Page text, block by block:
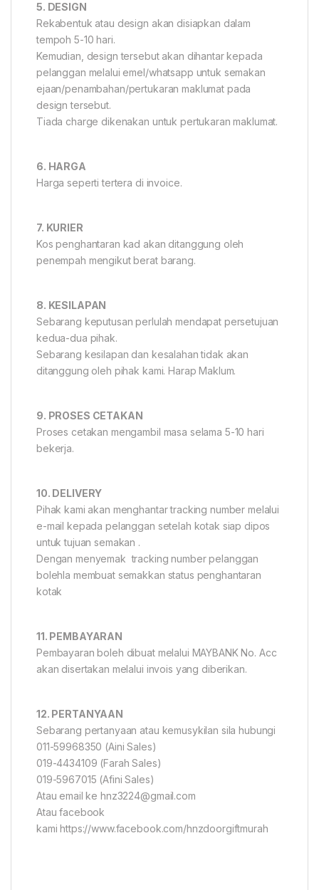
5. DESIGN
Rekabentuk atau design akan disiapkan dalam
tempoh 5-10 hari.
Kemudian, design tersebut akan dihantar kepada
pelanggan melalui emel/whatsapp untuk semakan
ejaan/penambahan/pertukaran maklumat pada
design tersebut.
Tiada charge dikenakan untuk pertukaran maklumat.
6. HARGA
Harga seperti tertera di invoice.
7. KURIER
Kos penghantaran kad akan ditanggung oleh
penempah mengikut berat barang.
8. KESILAPAN
Sebarang keputusan perlulah mendapat persetujuan
kedua-dua pihak.
Sebarang kesilapan dan kesalahan tidak akan
ditanggung oleh pihak kami. Harap Maklum.
9. PROSES CETAKAN
Proses cetakan mengambil masa selama 5-10 hari
bekerja.
10. DELIVERY
Pihak kami akan menghantar tracking number melalui
e-mail kepada pelanggan setelah kotak siap dipos
untuk tujuan semakan .
Dengan menyemak tracking number pelanggan
bolehla membuat semakkan status penghantaran
kotak
11. PEMBAYARAN
Pembayaran boleh dibuat melalui MAYBANK No. Acc
akan disertakan melalui invois yang diberikan.
12. PERTANYAAN
Sebarang pertanyaan atau kemusykilan sila hubungi
011-59968350 (Aini Sales)
019-4434109 (Farah Sales)
019-5967015 (Afini Sales)
Atau email ke hnz3224@gmail.com
Atau facebook
kami https://www.facebook.com/hnzdoorgiftmurah